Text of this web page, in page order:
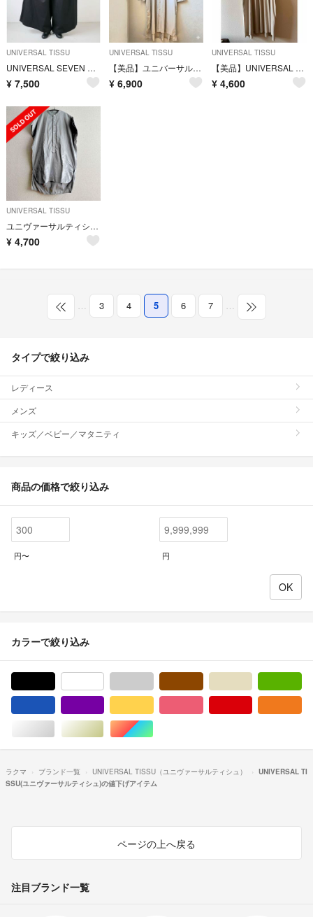
UNIVERSAL TISSU
UNIVERSAL SEVEN コットンラミーツイルキュロット 90
¥ 7,500
UNIVERSAL TISSU
【美品】ユニバーサルティシュ シャツドレス ロング シャツ ワンピース
¥ 6,900
UNIVERSAL TISSU
【美品】UNIVERSAL SEVEN半袖ワンピース ベージュ系
¥ 4,600
UNIVERSAL TISSU
ユニヴァーサルティシュ チュニック
¥ 4,700
… 3 4 5 6 7 …
タイプで絞り込み
レディース
メンズ
キッズ／ベビー／マタニティ
商品の価格で絞り込み
円〜 円
カラーで絞り込み
シルバー/銀色系ゴールド/金色系マルチカラー
ラクマ ブランド一覧 UNIVERSAL TISSU（ユニヴァーサルティシュ）
UNIVERSAL TI
SSU(ユニヴァーサルティシュ)の値下げアイテム
ページの上へ戻る
注目ブランド一覧